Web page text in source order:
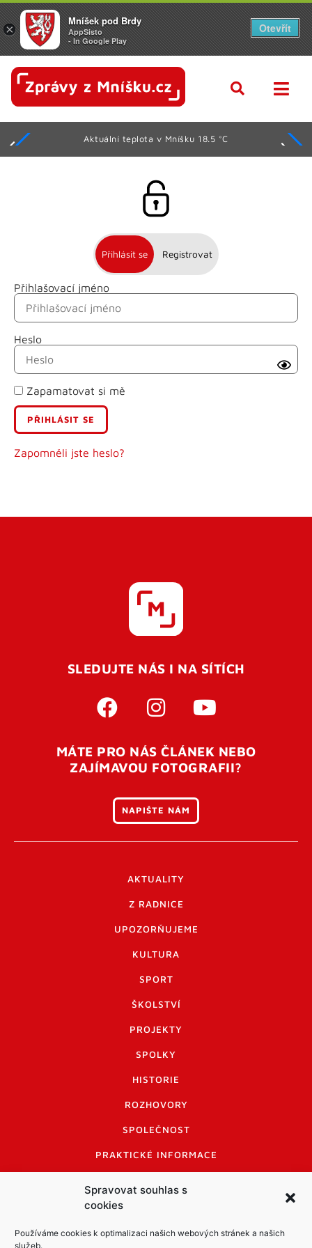
Spravovat souhlas s
cookies
Používáme cookies k optimalizaci našich webových stránek a našich
služeb.
Aktuální teplota v Mníšku 18.5 °C
Přihlásit se Registrovat
Přihlašovací jméno
Heslo
Zapamatovat si mě
Zapomněli jste heslo?
Jméno
Příjmení
E-mail
Uživatelské jméno
Pro úspěšné dokončení registrace je potřeba
vaší e-mailovouadresu. Po úspěšném odeslání
otevření tohoto odkazu se váš účet ověří a můžete se
přihlásit. Nezapomeňte zkontrolovat složku SPAM ve
SLEDUJTE NÁS I NA SÍTÍCH
MÁTE PRO NÁS ČLÁNEK NEBO
ZAJÍMAVOU FOTOGRAFII?
NAPIŠTE NÁM
AKTUALITY
Z RADNICE
UPOZORŇUJEME
KULTURA
SPORT
ŠKOLSTVÍ
PROJEKTY
SPOLKY
HISTORIE
ROZHOVORY
SPOLEČNOST
PRAKTICKÉ INFORMACE
INFORMACE A KODEX DISKUTUJÍCÍCH
LOGO A LOGO MANUÁL
×
Mníšek pod Brdy
AppSisto
- In Google Play
Otevřít